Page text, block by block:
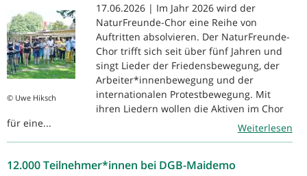
© Uwe Hiksch
17.06.2026 | Im Jahr 2026 wird der
NaturFreunde-Chor eine Reihe von
Auftritten absolvieren. Der NaturFreunde-
Chor trifft sich seit über fünf Jahren und
singt Lieder der Friedensbewegung, der
Arbeiter*innenbewegung und der
internationalen Protestbewegung. Mit
ihren Liedern wollen die Aktiven im Chor
für eine...
Weiterlesen
12.000 Teilnehmer*innen bei DGB-Maidemo